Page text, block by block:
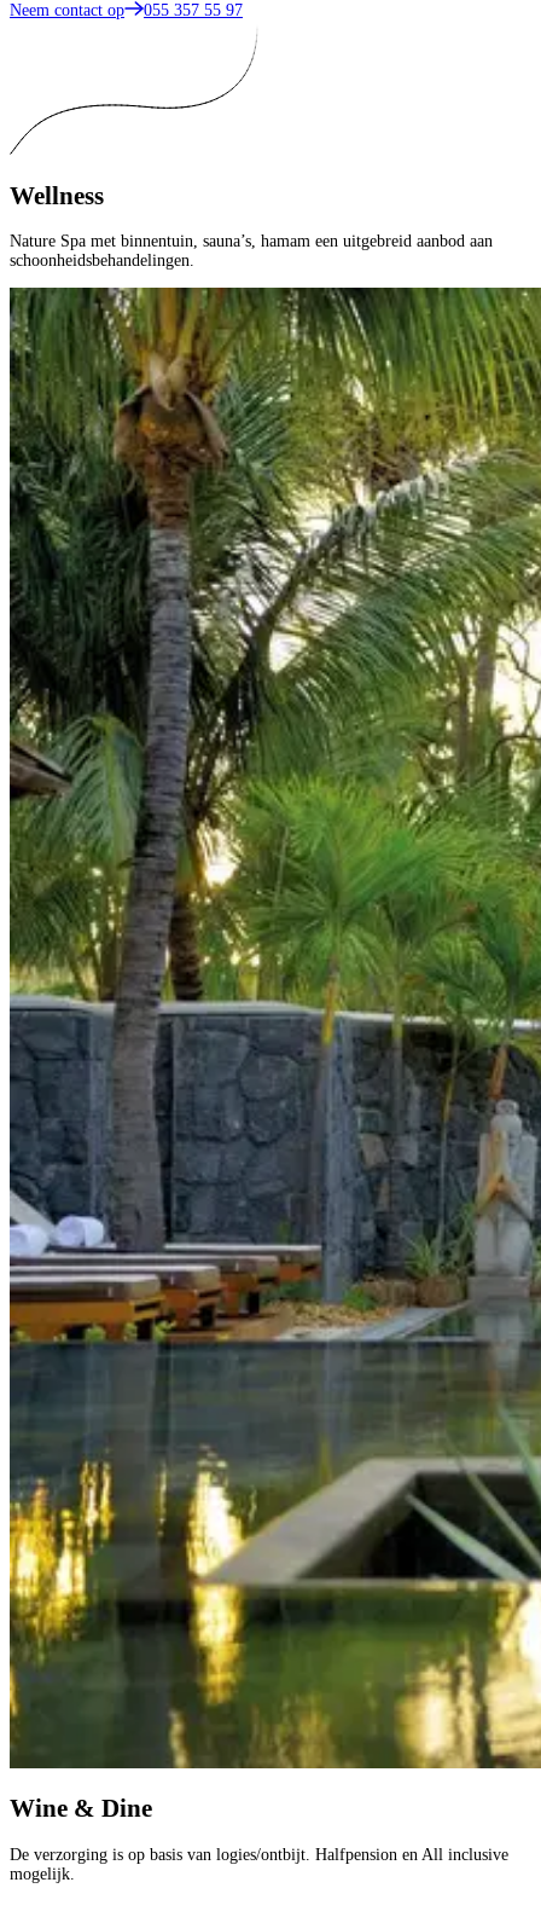
Neem contact op 055 357 55 97
Wellness
Nature Spa met binnentuin, sauna’s, hamam een uitgebreid aanbod aan
schoonheidsbehandelingen.
Wine & Dine
De verzorging is op basis van logies/ontbijt. Halfpension en All inclusive
mogelijk.